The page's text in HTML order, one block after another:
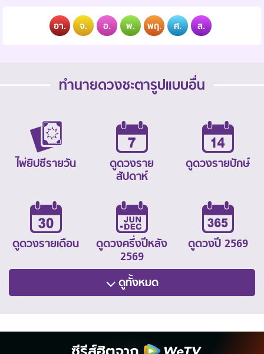
อา. จ. อ. พ. พฤ. ศ. ส.
ทำนายดวงชะตารูปแบบอื่น
ไพ่ยิปซีรายวัน
ดูดวงราย
สัปดาห์
ดูดวงรายปักษ์
ดูดวงรายเดือน
ดูดวงครึ่งปีหลัง
2569
ดูดวงปี 2569
ดูทั้งหมด